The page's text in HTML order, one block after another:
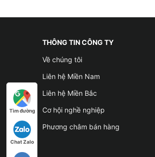
THÔNG TIN CÔNG TY
Về chúng tôi
Liên hệ Miền Nam
Liên hệ Miền Bắc
Cơ hội nghề nghiệp
Phương châm bán hàng
Tìm đường
Chat Zalo